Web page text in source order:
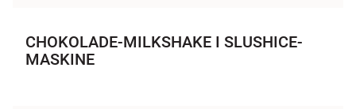
CHOKOLADE-MILKSHAKE I SLUSHICE-
MASKINE